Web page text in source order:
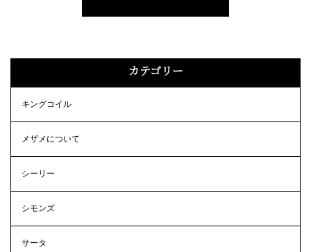
カテゴリー
キングコイル
メザメについて
シーリー
シモンズ
サータ